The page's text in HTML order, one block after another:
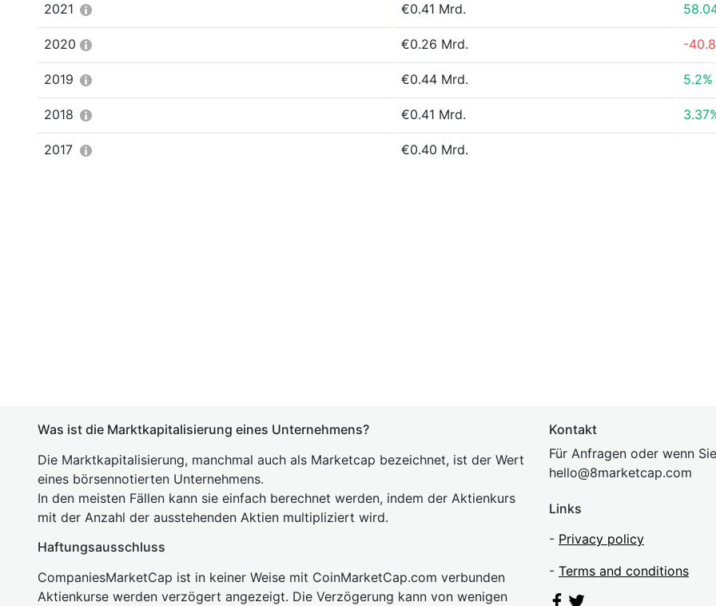
2021 €0.41 Mrd.
2020 €0.26 Mrd. -
2019 €0.44 Mrd. 5.2%
2018 €0.41 Mrd.
2017 €0.40 Mrd.
Was ist die Marktkapitalisierung eines Unternehmens?
Die Marktkapitalisierung, manchmal auch als Marketcap bezeichnet, ist der Wert
eines börsennotierten Unternehmens.
In den meisten Fällen kann sie einfach berechnet werden, indem der Aktienkurs
mit der Anzahl der ausstehenden Aktien multipliziert wird.
Haftungsausschluss
CompaniesMarketCap ist in keiner Weise mit CoinMarketCap.com verbunden
Aktienkurse werden verzögert angezeigt. Die Verzögerung kann von wenigen
Kontakt
Für Anfragen oder wenn
hello@8marketcap.com
Links
- Privacy policy
- Terms and conditions